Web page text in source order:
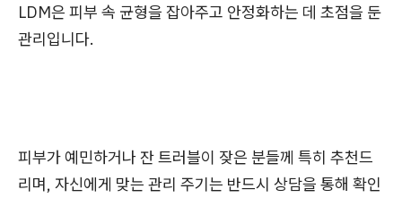
LDM은 피부 속 균형을 잡아주고 안정화하는 데 초점을 둔
관리입니다.
피부가 예민하거나 잔 트러블이 잦은 분들께 특히 추천드
리며, 자신에게 맞는 관리 주기는 반드시 상담을 통해 확인